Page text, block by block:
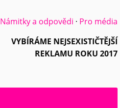
Námitky a odpovědi · Pro média
VYBÍRÁME NEJSEXISTIČTĚJŠÍ
REKLAMU ROKU 2017